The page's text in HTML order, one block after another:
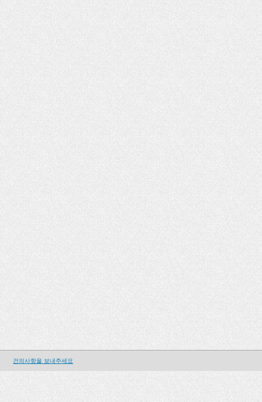
건의사항을 보내주세요